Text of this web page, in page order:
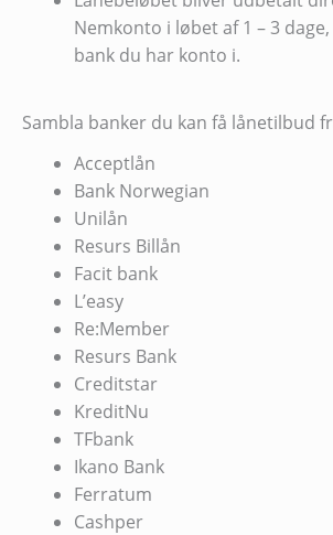
Nemkonto i løbet af 1 – 3
bank du har konto i.
Sambla banker du kan få lånetilbud
Acceptlån
Bank Norwegian
Unilån
Resurs Billån
Facit bank
L’easy
Re:Member
Resurs Bank
Creditstar
KreditNu
TFbank
Ikano Bank
Ferratum
Cashper